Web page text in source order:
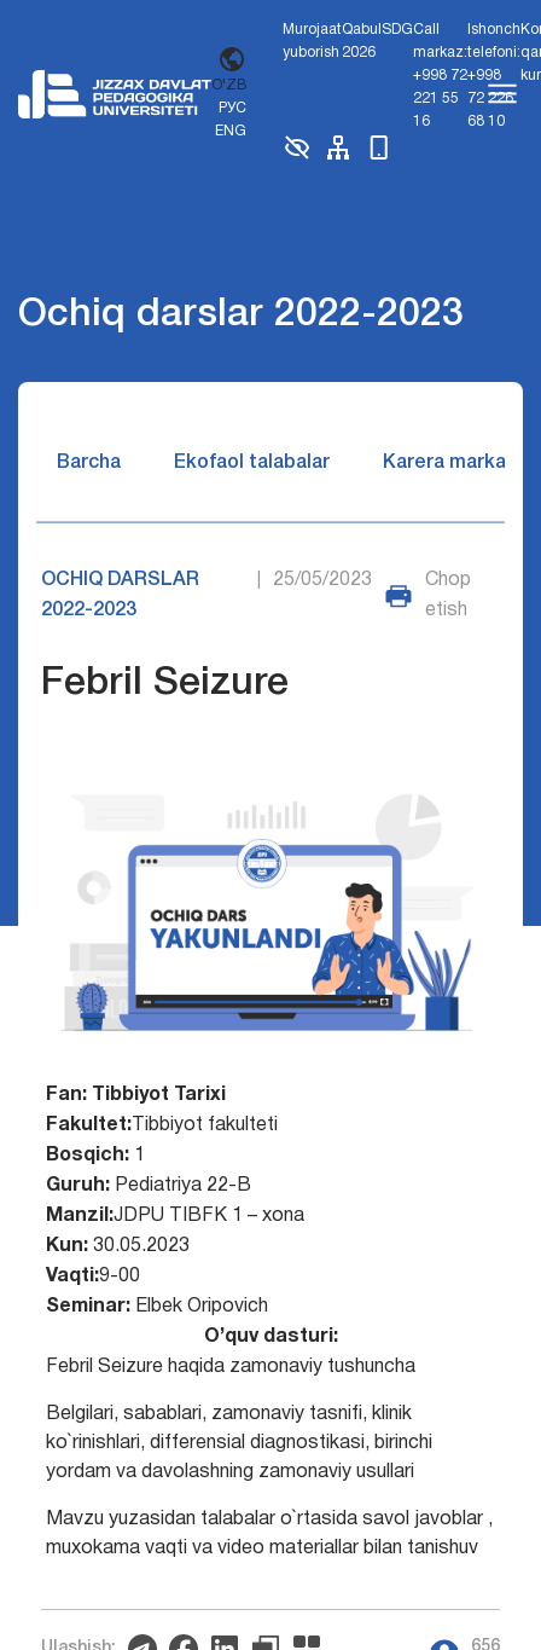
O'ZB
РУС
ENG
Murojaat
yuborish
Qabul
2026
SDGCall
markaz:
+998 72
221 55
16
Ishonch
telefoni:
+998
72 226
68 10
Ochiq darslar 2022-2023
Barcha Ekofaol talabalar Karera markazi
OCHIQ DARSLAR
2022-2023
25/05/2023
Chop
etish
Febril Seizure
Fan:
Tibbiyot Tarixi
Fakultet:Tibbiyot fakulteti
Bosqich: 1
Guruh:Pediatriya 22-B
Manzil:JDPU TIBFK 1 – xona
Kun: 30.05.2023
Vaqti:9-00
Seminar: Elbek Oripovich
O’quv dasturi:
Febril Seizure haqida zamonaviy tushuncha
Belgilari, sabablari, zamonaviy tasnifi, klinik
ko`rinishlari, differensial diagnostikasi, birinchi
yordam va davolashning zamonaviy usullari
Mavzu yuzasidan talabalar o`rtasida savol javoblar ,
muxokama vaqti va video materiallar bilan tanishuv
656